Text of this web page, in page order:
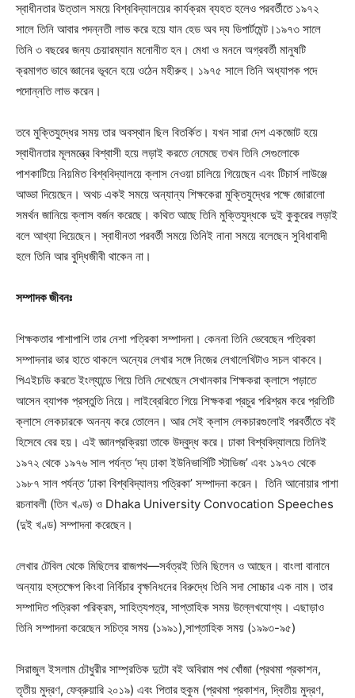
স্বাধীনতার উত্তাল সময়ে বিশ্ববিদ্যালয়ের কার্যক্রম ব্যহত হলেও পরবর্তীতে ১৯৭২
সালে তিনি আবার পদন্নতী লাভ করে হয়ে যান হেড অব দ্য ডিপার্টমেন্ট।১৯৭৩ সালে
তিনি ৩ বছরের জন্য চেয়ারম্যান মনোনীত হন। মেধা ও মননে অগ্রবর্তী মানুষটি
ক্রমাগত ভাবে জ্ঞানের ভূবনে হয়ে ওঠেন মহীরুহ। ১৯৭৫ সালে তিনি অধ্যাপক পদে
পদোন্নতি লাভ করেন।
তবে মুক্তিযুদ্ধের সময় তার অবস্থান ছিল বিতর্কিত। যখন সারা দেশ একজোট হয়ে
স্বাধীনতার মূলমন্ত্রে বিশ্বাসী হয়ে লড়াই করতে নেমেছে তখন তিনি সেগুলোকে
পাশকাটিয়ে নিয়মিত বিশ্ববিদ্যালয়ে ক্লাস নেওয়া চালিয়ে গিয়েছেন এবং টিচার্স লাউঞ্জে
আড্ডা দিয়েছেন। অথচ একই সময়ে অন্যান্য শিক্ষকেরা মুক্তিযুদ্ধের পক্ষে জোরালো
সমর্থন জানিয়ে ক্লাস বর্জন করেছে। কথিত আছে তিনি মুক্তিযুদ্ধকে দুই কুকুরের লড়াই
বলে আখ্যা দিয়েছেন। স্বাধীনতা পরবর্তী সময়ে তিনিই নানা সময়ে বলেছেন সুবিধাবাদী
হলে তিনি আর বুদ্ধিজীবী থাকেন না।
সম্পাদক জীবনঃ
শিক্ষকতার পাশাপাশি তার নেশা পত্রিকা সম্পাদনা। কেননা তিনি ভেবেছেন পত্রিকা
সম্পাদনার ভার হাতে থাকলে অন্যের লেখার সঙ্গে নিজের লেখালেখিটাও সচল থাকবে।
পিএইচডি করতে ইংল্যান্ডে গিয়ে তিনি দেখেছেন সেখানকার শিক্ষকরা ক্লাসে পড়াতে
আসেন ব্যাপক প্রস্তুতি নিয়ে। লাইব্রেরিতে গিয়ে শিক্ষকরা প্রচুর পরিশ্রম করে প্রতিটি
ক্লাসে লেকচারকে অনন্য করে তোলেন। আর সেই ক্লাস লেকচারগুলোই পরবর্তীতে বই
হিসেবে বের হয়। এই জ্ঞানপ্রক্রিয়া তাকে উদ্বুদ্ধ করে। ঢাকা বিশ্ববিদ্যালয়ে তিনিই
১৯৭২ থেকে ১৯৭৬ সাল পর্যন্ত ‘দ্য ঢাকা ইউনিভার্সিটি স্টাডিজ’ এবং ১৯৭৩ থেকে
১৯৮৭ সাল পর্যন্ত ‘ঢাকা বিশ্ববিদ্যালয় পত্রিকা’ সম্পাদনা করেন। তিনি আনোয়ার পাশা
রচনাবলী (তিন খণ্ড) ও Dhaka University Convocation Speeches
(দুই খণ্ড) সম্পাদনা করেছেন।
লেখার টেবিল থেকে মিছিলের রাজপথ—সর্বত্রই তিনি ছিলেন ও আছেন। বাংলা বানানে
অন্যায় হস্তক্ষেপ কিংবা নির্বিচার বৃক্ষনিধনের বিরুদ্ধে তিনি সদা সোচ্চার এক নাম। তার
সম্পাদিত পত্রিকা পরিক্রম, সাহিত্যপত্র, সাপ্তাহিক সময় উল্লেখযোগ্য। এছাড়াও
তিনি সম্পাদনা করেছেন সচিত্র সময় (১৯৯১),সাপ্তাহিক সময় (১৯৯৩-৯৫)
সিরাজুল ইসলাম চৌধুরীর সাম্প্রতিক দুটো বই অবিরাম পথ খোঁজা (প্রথমা প্রকাশন,
তৃতীয় মুদ্রণ, ফেব্রুয়ারি ২০১৯) এবং পিতার হুকুম (প্রথমা প্রকাশন, দ্বিতীয় মুদ্রণ,